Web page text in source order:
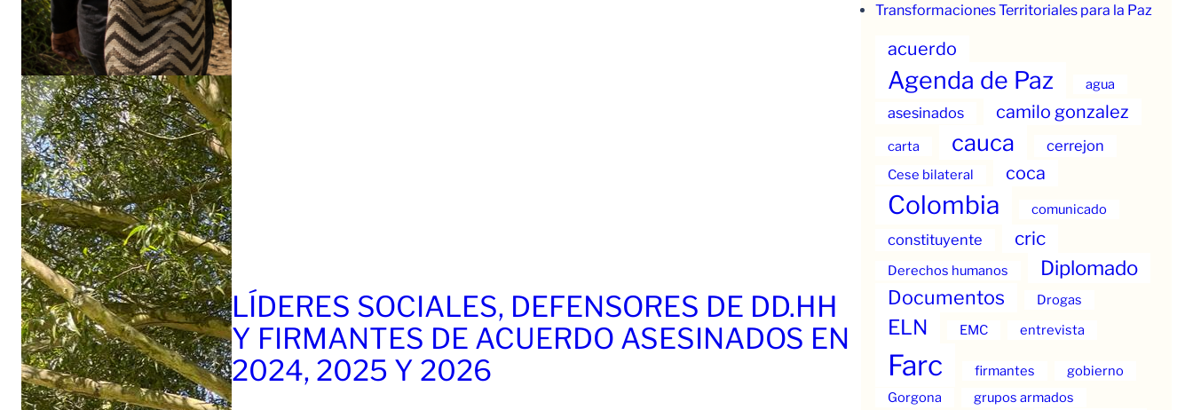
LÍDERES SOCIALES, DEFENSORES DE DD.HH
Y FIRMANTES DE ACUERDO ASESINADOS EN
2024, 2025 Y 2026
Transformaciones Territoriales para la Paz
acuerdo
Agenda de Paz agua
asesinados camilo gonzalez
carta cauca cerrejon
Cese bilateral coca
Colombia comunicado
constituyente cric
Derechos humanos Diplomado
Documentos Drogas
ELN EMC entrevista
Farc firmantes
gobierno
Gorgona
grupos armados